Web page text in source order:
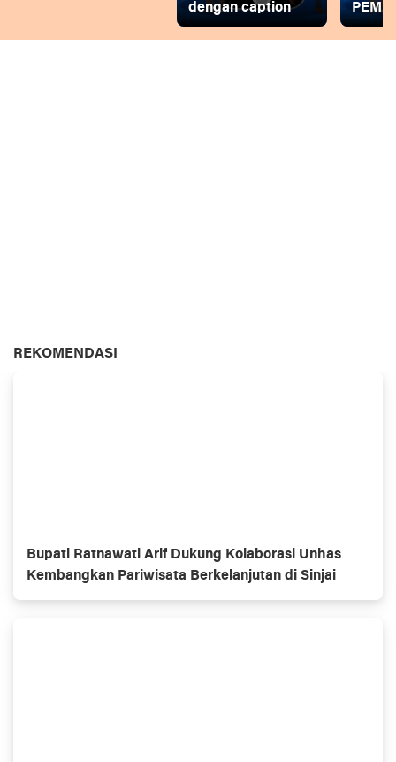
dengan caption
REKOMENDASI
Bupati Ratnawati Arif Dukung Kolaborasi Unhas
Kembangkan Pariwisata Berkelanjutan di Sinjai